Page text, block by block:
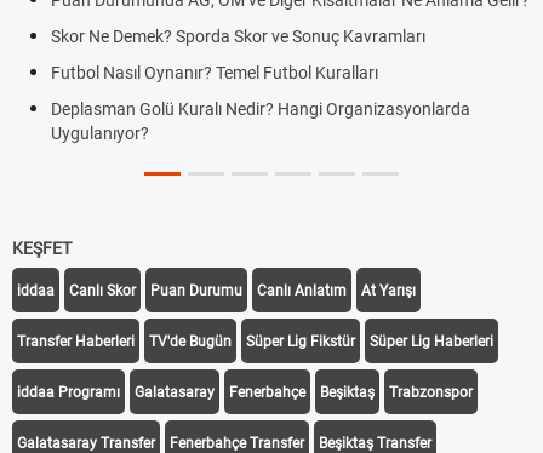
Skor Ne Demek? Sporda Skor ve Sonuç Kavramları
Futbol Nasıl Oynanır? Temel Futbol Kuralları
Deplasman Golü Kuralı Nedir? Hangi Organizasyonlarda
Uygulanıyor?
KEŞFET
iddaa Canlı Skor Puan Durumu Canlı Anlatım At Yarışı
Transfer Haberleri TV'de Bugün Süper Lig Fikstür Süper Lig Haberleri
iddaa Programı Galatasaray Fenerbahçe Beşiktaş Trabzonspor
Galatasaray Transfer Fenerbahçe Transfer Beşiktaş Transfer